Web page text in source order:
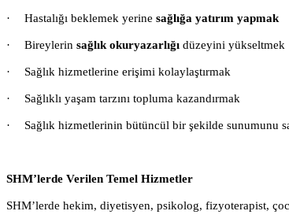
· Hastalığı beklemek yerine sağlığa yatırım yapmak
· Bireylerin sağlık okuryazarlığı düzeyini yükseltmek
· Sağlık hizmetlerine erişimi kolaylaştırmak
· Sağlıklı yaşam tarzını topluma kazandırmak
· Sağlık hizmetlerinin bütüncül bir şekilde sunumunu
SHM’lerde Verilen Temel Hizmetler
SHM’lerde hekim, diyetisyen, psikolog, fizyoterapist,